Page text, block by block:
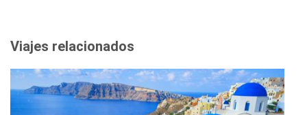
Viajes relacionados